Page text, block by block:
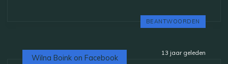
BEANTWOORDEN
13 jaar geleden
Wilna Boink on Facebook